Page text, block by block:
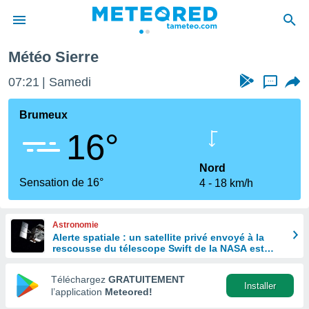
de
Météo Sierre
07:21 Samedi ...
Brumeux
16°
Sensation de 16°
Nord
4
18 km/h
Astronomie
Alerte spatiale : un satellite privé envoyé à la
rescousse du télescope Swift de la NASA est
Téléchargez GRATUITEMENT
l’application Meteored!
Installer